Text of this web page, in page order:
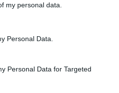
my personal data.
Personal Data.
Personal Data for Targeted